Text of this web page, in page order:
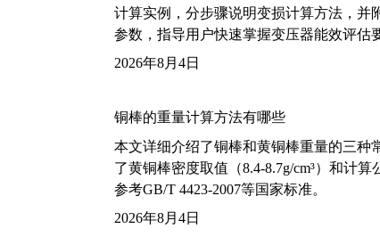
计算实例，分步骤说明变损计算方法，并
参数，指导用户快速掌握变压器能效评估
2026年8月4日
铜棒的重量计算方法有哪些
本文详细介绍了铜棒和黄铜棒重量的三种
了黄铜棒密度取值（8.4-8.7g/cm³）和计
参考GB/T 4423-2007等国家标准。
2026年8月4日